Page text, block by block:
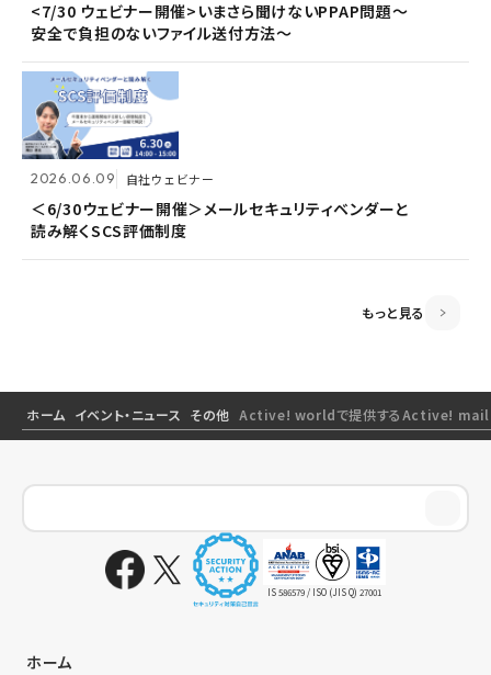
<7/30 ウェビナー開催>いまさら聞けないPPAP問題～
安全で負担のないファイル送付方法～
2026.06.09 自社ウェビナー
＜6/30ウェビナー開催＞メールセキュリティベンダーと
読み解くSCS評価制度
<7/30 ウェビナー開催>いまさら聞けないPPAP問題～
安全で負担のないファイル送付方法～
2026.06.09 自社ウェビナー
＜6/30ウェビナー開催＞メールセキュリティベンダーと
読み解くSCS評価制度
＜6/30ウェビナー開催＞メールセキュリティベンダーと
2026.04.28 共催ウェビナー
＜5/21ウェビナー開催＞ゼロトラスト思考～信用しない
もっと見る
ホーム イベント・ニュース その他 Active! worldで提供するActive! mail
IS 586579 / ISO (JIS Q) 27001
ホーム